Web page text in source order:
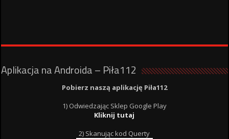
Aplikacja na Androida – Piła112
Pobierz naszą aplikację Piła112
1) Odwiedzając Sklep Google Play
Kliknij tutaj
2) Skanując kod Querty